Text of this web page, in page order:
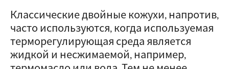
Классические двойные кожухи, напротив,
часто используются, когда используемая
терморегулирующая среда является
жидкой и несжимаемой, например,